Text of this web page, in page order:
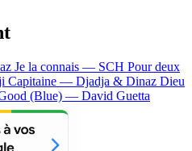
Je la connais — SCH Pour deux
Capitaine — Djadja & Dinaz Dieu
(Blue) — David Guetta